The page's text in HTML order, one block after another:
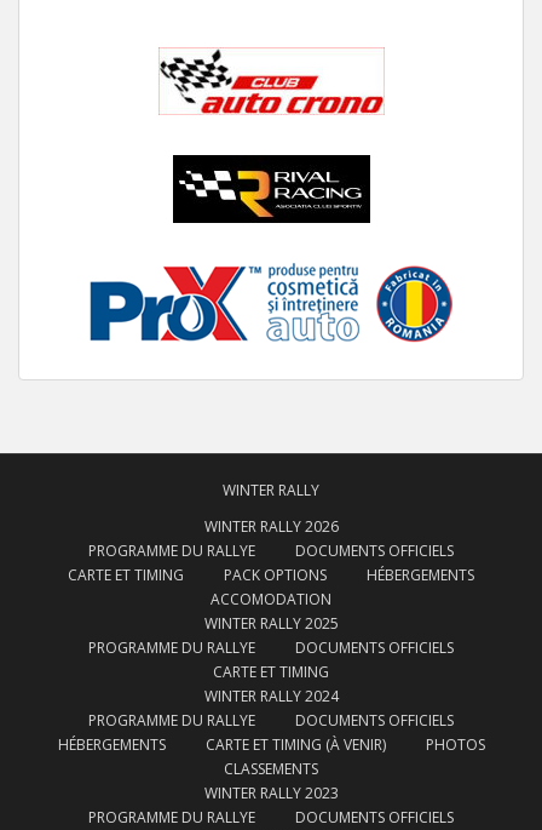
WINTER RALLY
WINTER RALLY 2026
PROGRAMME DU RALLYE
DOCUMENTS OFFICIELS
CARTE ET TIMING
PACK OPTIONS
HÉBERGEMENTS
ACCOMODATION
WINTER RALLY 2025
PROGRAMME DU RALLYE
DOCUMENTS OFFICIELS
CARTE ET TIMING
WINTER RALLY 2024
PROGRAMME DU RALLYE
DOCUMENTS OFFICIELS
HÉBERGEMENTS
CARTE ET TIMING (À VENIR)
PHOTOS
CLASSEMENTS
WINTER RALLY 2023
PROGRAMME DU RALLYE
DOCUMENTS OFFICIELS